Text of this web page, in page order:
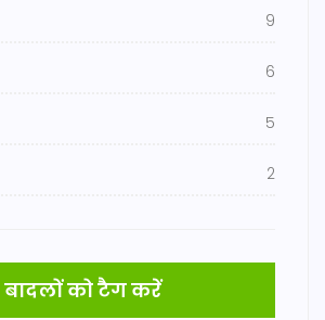
9
6
5
2
बादलों को टैग करें